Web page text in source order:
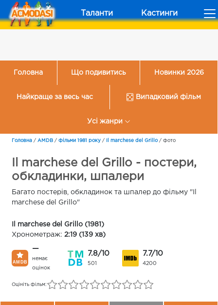
Таланти Кастинги
Головна Що подивитись Новинки 2026
Найкраще за весь час Випадковий фільм
Усі жанри
Головна / AMDB / Фільми 1981 року / Il marchese del Grillo/ Фото
Il marchese del Grillo - постери,
обкладинки, шпалери
Багато постерів, обкладинок та шпалер до фільму "Il
marchese del Grillo"
Il marchese del Grillo (1981)
Хронометраж: 2:19 (139 хв)
—
немає
оцінок
7.8/10
501
7.7/10
4200
Оцініть фільм: